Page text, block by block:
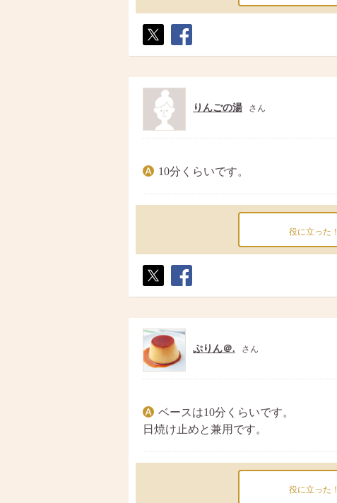
ト
ア
りんごの湯 さん
10分くらいです。
役に立った！
ト
ア
ぷりん＠. さん
ベースは10分くらいです。
日焼け止めと兼用です。
役に立った！